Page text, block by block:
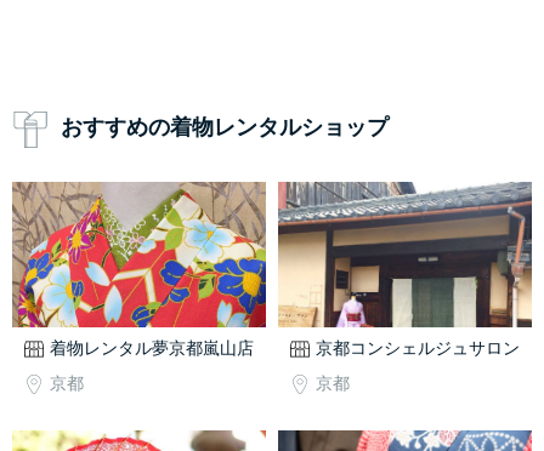
おすすめの着物レンタルショップ
着物レンタル夢京都嵐山店
京都
京都コンシェルジュサロン
京都